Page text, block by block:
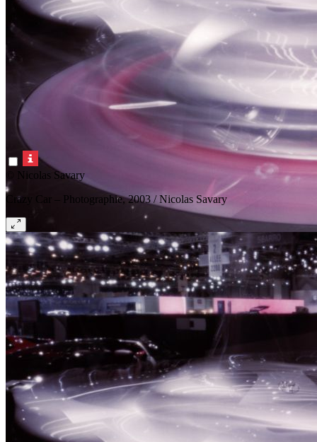
© Nicolas Savary
Crazy Car – Photographie, 2003 / Nicolas Savary